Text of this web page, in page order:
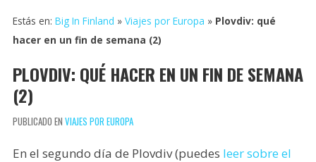
Estás en: Big In Finland » Viajes por Europa » Plovdiv: qué
hacer en un fin de semana (2)
PLOVDIV: QUÉ HACER EN UN FIN DE SEMANA
(2)
PUBLICADO EN VIAJES POR EUROPA
En el segundo día de Plovdiv (puedes leer sobre el